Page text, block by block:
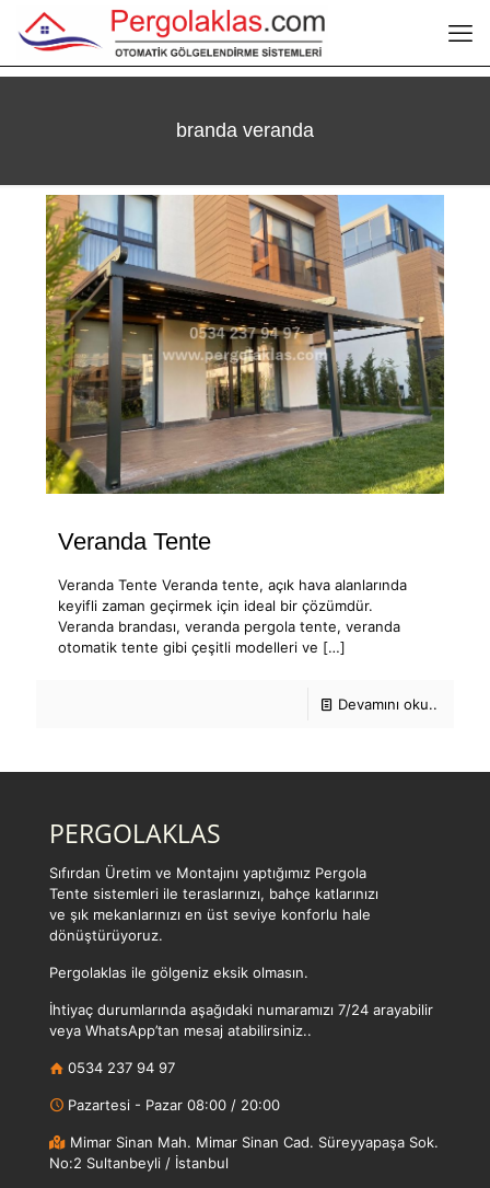
branda veranda
Veranda Tente
Veranda Tente Veranda tente, açık hava alanlarında
keyifli zaman geçirmek için ideal bir çözümdür.
Veranda brandası, veranda pergola tente, veranda
otomatik tente gibi çeşitli modelleri ve […]
Devamını oku..
PERGOLAKLAS
Sıfırdan Üretim ve Montajını yaptığımız Pergola
Tente sistemleri ile teraslarınızı, bahçe katlarınızı
ve şık mekanlarınızı en üst seviye konforlu hale
dönüştürüyoruz.
Pergolaklas ile gölgeniz eksik olmasın.
İhtiyaç durumlarında aşağıdaki numaramızı 7/24 arayabilir
veya WhatsApp’tan mesaj atabilirsiniz..
0534 237 94 97
Pazartesi - Pazar 08:00 / 20:00
Mimar Sinan Mah. Mimar Sinan Cad. Süreyyapaşa Sok.
No:2 Sultanbeyli / İstanbul